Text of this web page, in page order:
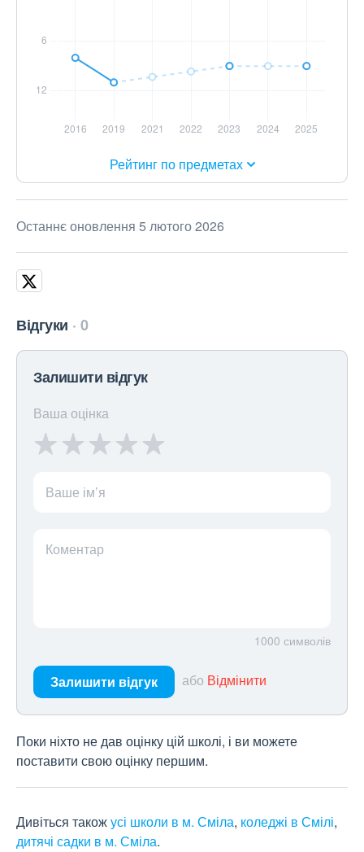
Рейтинг по предметах
Останнє оновлення 5 лютого 2026
Відгуки 0
Залишити відгук
Ваша оцінка
Ваше ім’я
Коментар
1000 символів
Залишити відгук або Відмінити
Поки ніхто не дав оцінку цій школі, і ви можете
поставити свою оцінку першим.
Дивіться такожусі школи в м. Сміла, коледжі в Смілі,
дитячі садки в м. Сміла.